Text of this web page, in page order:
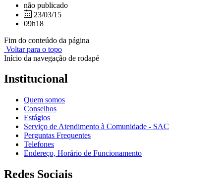
não publicado
23/03/15
09h18
Fim do conteúdo da página
Voltar para o topo
Início da navegação de rodapé
Institucional
Quem somos
Conselhos
Estágios
Serviço de Atendimento à Comunidade - SAC
Perguntas Frequentes
Telefones
Endereço, Horário de Funcionamento
Redes Sociais